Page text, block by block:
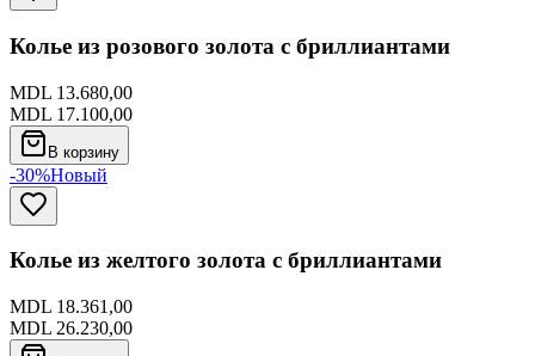
Колье из розового золота с бриллиантами
MDL 13.680,00
MDL 17.100,00
В корзину
-30%Новый
Колье из желтого золота с бриллиантами
MDL 18.361,00
MDL 26.230,00